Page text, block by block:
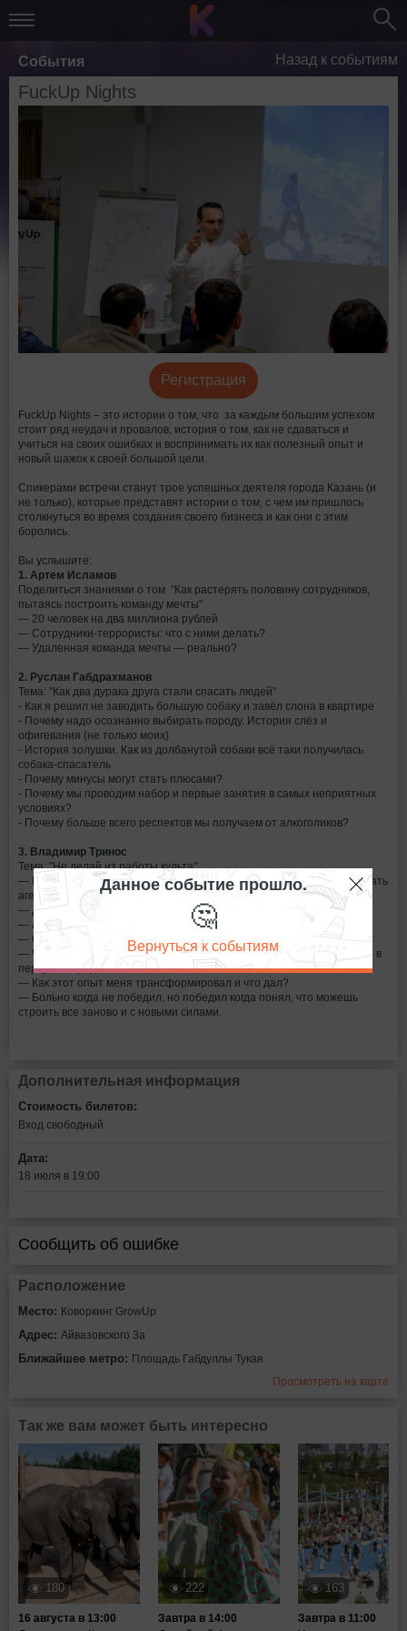
События Назад к событиям
FuckUp Nights
Регистрация
FuckUp Nights – это истории о том, что за каждым большим успехом
стоит ряд неудач и провалов, история о том, как не сдаваться и
учиться на своих ошибках и воспринимать их как полезный опыт и
новый шажок к своей большой цели.
Спикерами встречи станут трое успешных деятеля города Казань (и
не только), которые представят истории о том, с чем им пришлось
столкнуться во время создания своего бизнеса и как они с этим
боролись.
Вы услышите:
1. Артем Исламов
Поделиться знаниями о том "Как растерять половину сотрудников,
пытаясь построить команду мечты"
— 20 человек на два миллиона рублей
— Сотрудники-террористы: что с ними делать?
— Удаленная команда мечты — реально?
2. Руслан Габдрахманов
Тема: "Как два дурака друга стали спасать людей"
- Как я решил не заводить большую собаку и завёл слона в квартире
- Почему надо осознанно выбирать породу. История слёз и
офигевания (не только моих)
- История золушки. Как из долбанутой собаки всё таки получилась
собака-спасатель
- Почему минусы могут стать плюсами?
- Почему мы проводим набор и первые занятия в самых неприятных
условиях?
- Почему больше всего респектов мы получаем от алкоголиков?
3. Владимир Тринос
Тема: "Не делай из работы культа"
— Большая любовь к любимому делу и как появилось желание сделать
агентство;
— Друзья, должны оставаться друзьями;
— Амбиции это хорошо или плохо?
— Ошибки, ошибки и еще раз ошибки;
— Что такое честность и почему важно быть честным с самим собой в
первую очередь?
— Как этот опыт меня трансформировал и что дал?
— Больно когда не победил, но победил когда понял, что можешь
строить все заново и с новыми силами.
Дополнительная информация
Стоимость билетов:
Вход свободный
Дата:
18 июля в 19:00
Сообщить об ошибке
Расположение
Место: Коворкинг GrowUp
Адрес: Айвазовского 3а
Ближайшее метро: Площадь Габдуллы Тукая
Просмотреть на карте
Так же вам может быть интересно
180
16 августа в 13:00
222
Завтра в 14:00
163
Завтра в 11:00
Данное событие прошло.
🤔
Вернуться к событиям